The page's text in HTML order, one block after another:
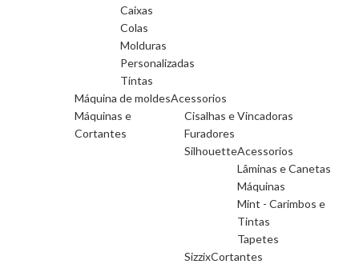
Caixas
Colas
Molduras
Personalizadas
Tintas
Máquina de moldesAcessorios
Máquinas e
Cortantes
Cisalhas e Vincadoras
Furadores
SilhouetteAcessorios
Lâminas e Canetas
Máquinas
Mint - Carimbos e
Tintas
Tapetes
SizzixCortantes